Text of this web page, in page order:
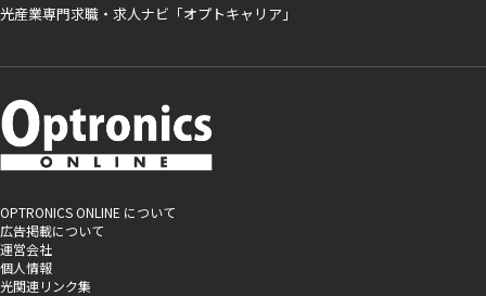
光産業専門求職・求人ナビ「オプトキャリア」
OPTRONICS ONLINE について
広告掲載について
運営会社
個人情報
光関連リンク集